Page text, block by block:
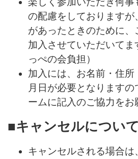
の配慮をしておりますが
があったときのために、
加入させていただいてま
っぺの会負担）
加入には、お名前・住
月日が必要となりますの
ームに記入のご協力をお
■キャンセルについて
キャンセルされる場合は